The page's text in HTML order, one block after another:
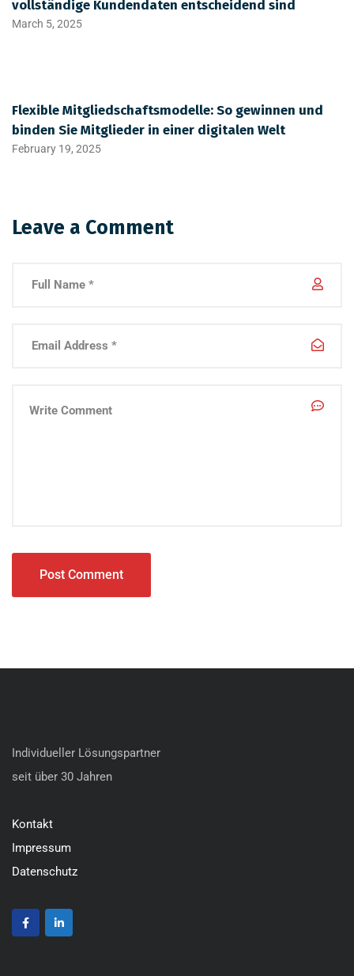
vollständige Kundendaten entscheidend sind
March 5, 2025
Flexible Mitgliedschaftsmodelle: So gewinnen und
binden Sie Mitglieder in einer digitalen Welt
February 19, 2025
Leave a Comment
Individueller Lösungspartner
seit über 30 Jahren
Kontakt
Impressum
Datenschutz